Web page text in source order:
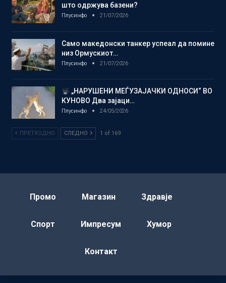
што одржува базени?
Плусинфо 21/07/2026
Само македонски танкер успеал да помине
низ Ормускиот…
Плусинфо 21/07/2026
„НАРУШЕНИ МЕЃУЗАЈАЧКИ ОДНОСИ“ ВО
КУНОВО Два зајаци…
Плусинфо 24/05/2026
ПРЕТХОДНО СЛЕДНО 1 of 169
Промо Магазин Здравје
Спорт Импресум Хумор
Контакт